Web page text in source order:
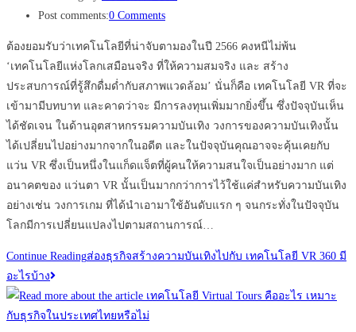
Post comments:0 Comments
ต้องยอมรับว่าเทคโนโลยีที่น่าจับตามองในปี 2566 คงหนีไม่พ้น
‘เทคโนโลยีแห่งโลกเสมือนจริง ที่ให้ความสมจริง และ สร้าง
ประสบการณ์ที่รู้สึกดื่มด่ำกับสภาพแวดล้อม’ นั่นก็คือ เทคโนโลยี VR ที่จะ
เข้ามามีบทบาท และคาดว่าจะ มีการลงทุนเพิ่มมากยิ่งขึ้น ซึ่งปัจจุบันเห็น
ได้ชัดเจน ในด้านอุตสาหกรรมความบันเทิง วงการของความบันเทิงนั้น
ได้เปลี่ยนไปอย่างมากจากในอดีต และในปัจจุบันคุณอาจจะคุ้นเคยกับ
แว่น VR ซึ่งเป็นหนึ่งในแก็ดแจ็ตที่ผู้คนให้ความสนใจเป็นอย่างมาก แต่
อนาคตของ แว่นตา VR นั้นเป็นมากกว่าการไว้ใช้แค่สำหรับความบันเทิง
อย่างเช่น วงการเกม ที่ได้นำเอามาใช้อันดับแรก ๆ จนกระทั่งในปัจจุบัน
โลกมีการเปลี่ยนแปลงไปตามสถานการณ์…
Continue Readingส่องธุรกิจสร้างความบันเทิงไปกับ เทคโนโลยี VR 360 มี
อะไรบ้าง